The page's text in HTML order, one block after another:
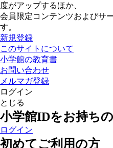
度がアップするほか、
会員限定コンテンツおよびサ
す。
新規登録
このサイトについて
小学館の教育書
お問い合わせ
メルマガ登録
ログイン
とじる
小学館IDをお持ち
ログイン
初めてご利用の方